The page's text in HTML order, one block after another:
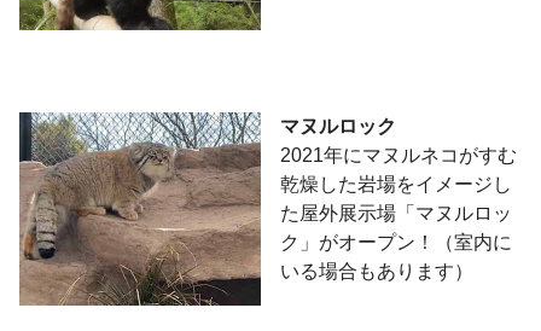
マヌルロック
2021年にマヌルネコがすむ
乾燥した岩場をイメージし
た屋外展示場「マヌルロッ
ク」がオープン！（室内に
いる場合もあります）